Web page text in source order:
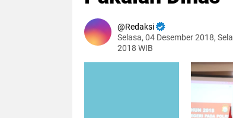
Redaksi
Selasa, 04 Desember 2018,
2018 WIB